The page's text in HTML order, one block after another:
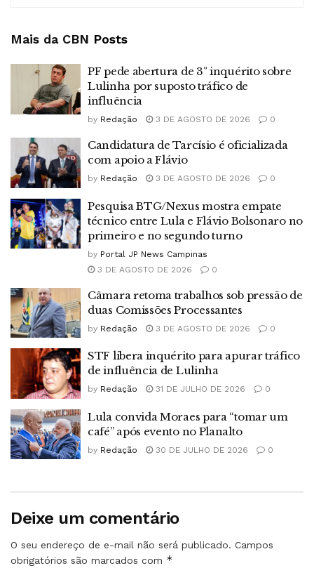
Mais da CBN Posts
PF pede abertura de 3º inquérito sobre
Lulinha por suposto tráfico de
influência
by Redação 3 DE AGOSTO DE 2026 0
Candidatura de Tarcísio é oficializada
com apoio a Flávio
by Redação 3 DE AGOSTO DE 2026 0
Pesquisa BTG/Nexus mostra empate
técnico entre Lula e Flávio Bolsonaro no
primeiro e no segundo turno
by Portal JP News Campinas
3 DE AGOSTO DE 2026
0
Câmara retoma trabalhos sob pressão de
duas Comissões Processantes
by Redação 3 DE AGOSTO DE 2026 0
STF libera inquérito para apurar tráfico
de influência de Lulinha
by Redação 31 DE JULHO DE 2026 0
Lula convida Moraes para “tomar um
café” após evento no Planalto
by Redação 30 DE JULHO DE 2026 0
Deixe um comentário
O seu endereço de e-mail não será publicado. Campos
obrigatórios são marcados com *